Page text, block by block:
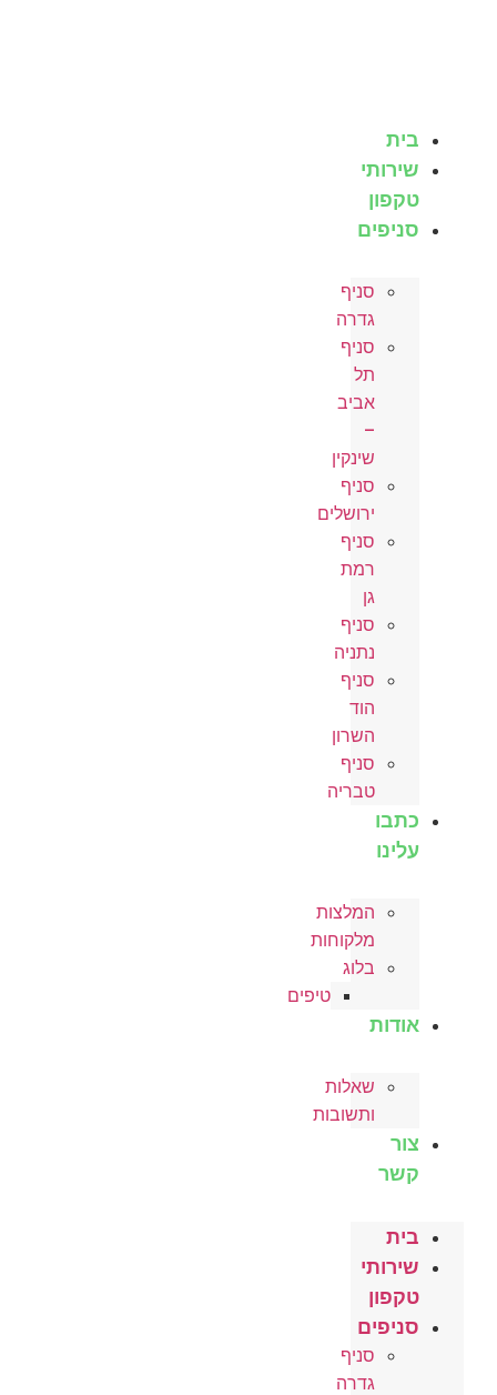
בית
שירותי
טקפון
סניפים
סניף
גדרה
סניף
תל
אביב
–
שינקין
סניף
ירושלים
סניף
רמת
גן
סניף
נתניה
סניף
הוד
השרון
סניף
טבריה
כתבו
עלינו
המלצות
מלקוחות
בלוג
טיפים
אודות
שאלות
ותשובות
צור
קשר
בית
שירותי
טקפון
סניפים
סניף
גדרה